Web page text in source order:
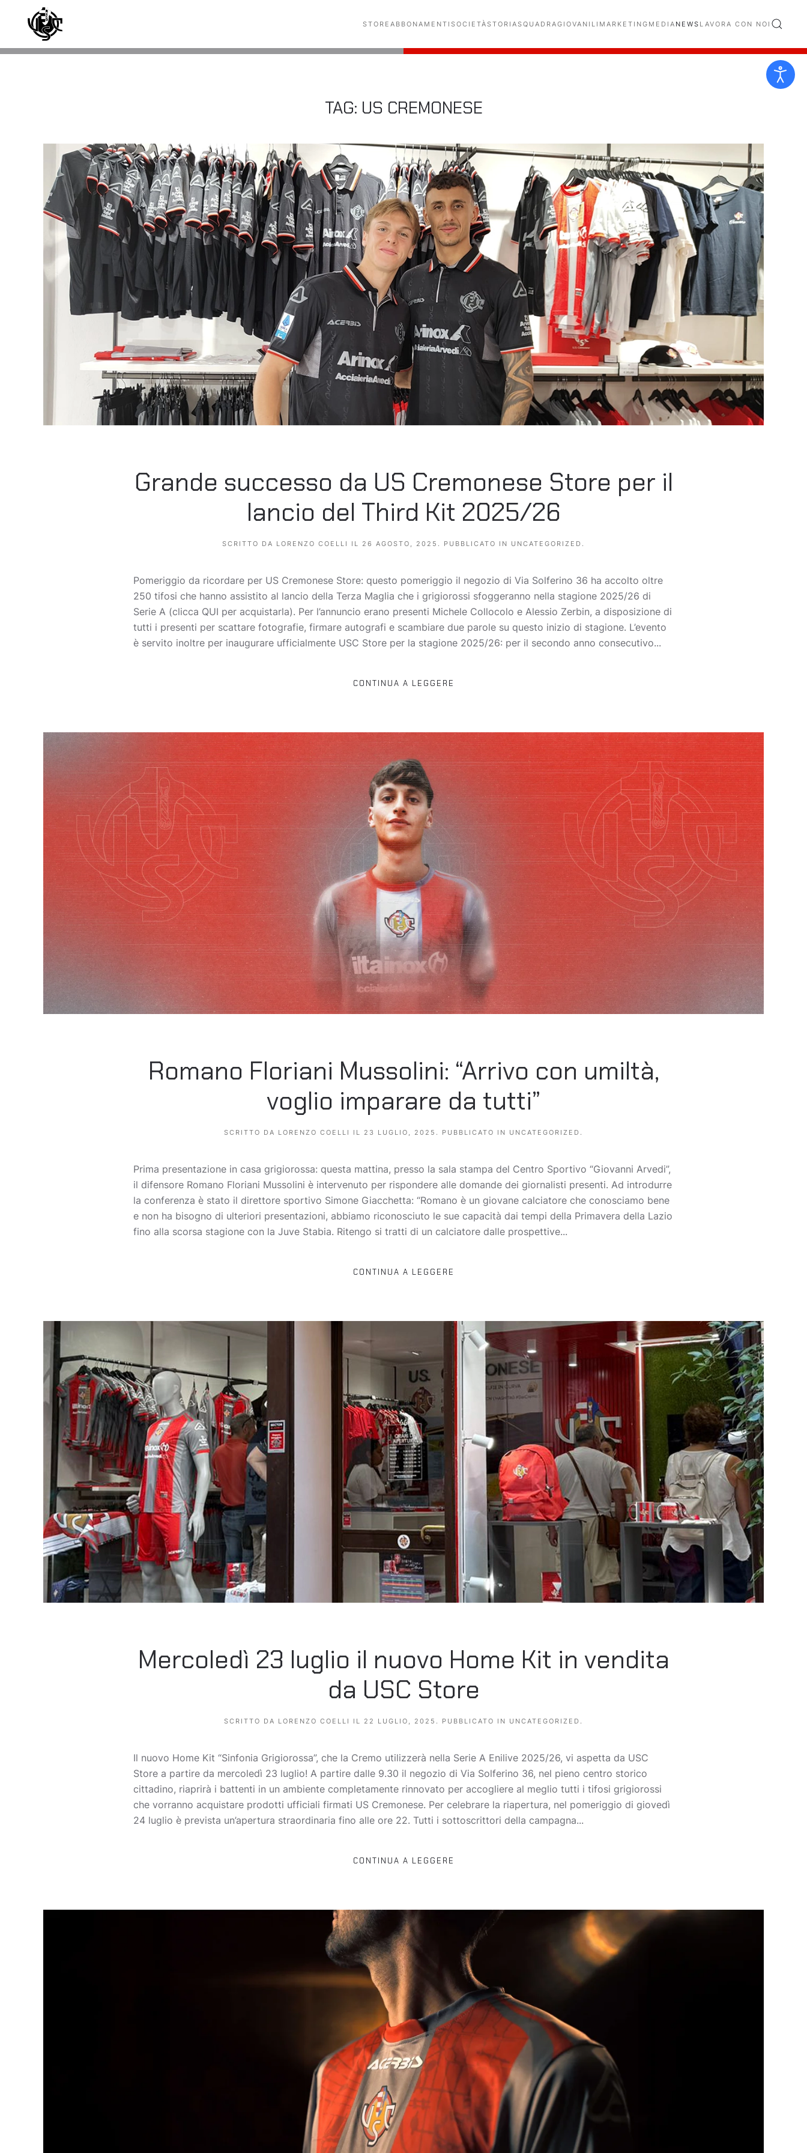
Skip to main content STORE ABBONAMENTI SOCIETÀSTORIASQUADRAGIOVANILI MARKETING MEDIA NEWS LAVORA CON NOI
TAG: US CREMONESE
Grande successo da US Cremonese Store per il
lancio del Third Kit 2025/26
SCRITTO DA LORENZO COELLI IL 26 AGOSTO, 2025 . PUBBLICATO IN UNCATEGORIZED .
Pomeriggio da ricordare per US Cremonese Store: questo pomeriggio il negozio di Via Solferino 36 ha accolto oltre
250 tifosi che hanno assistito al lancio della Terza Maglia che i grigiorossi sfoggeranno nella stagione 2025/26 di
Serie A (clicca QUI per acquistarla). Per l’annuncio erano presenti Michele Collocolo e Alessio Zerbin, a disposizione di
tutti i presenti per scattare fotografie, firmare autografi e scambiare due parole su questo inizio di stagione. L’evento
è servito inoltre per inaugurare ufficialmente USC Store per la stagione 2025/26: per il secondo anno consecutivo...
CONTINUA A LEGGERE
Romano Floriani Mussolini: “Arrivo con umiltà,
voglio imparare da tutti”
SCRITTO DA LORENZO COELLI IL 23 LUGLIO, 2025 . PUBBLICATO IN UNCATEGORIZED .
Prima presentazione in casa grigiorossa: questa mattina, presso la sala stampa del Centro Sportivo “Giovanni Arvedi”,
il difensore Romano Floriani Mussolini è intervenuto per rispondere alle domande dei giornalisti presenti. Ad introdurre
la conferenza è stato il direttore sportivo Simone Giacchetta: “Romano è un giovane calciatore che conosciamo bene
e non ha bisogno di ulteriori presentazioni, abbiamo riconosciuto le sue capacità dai tempi della Primavera della Lazio
fino alla scorsa stagione con la Juve Stabia. Ritengo si tratti di un calciatore dalle prospettive...
CONTINUA A LEGGERE
Mercoledì 23 luglio il nuovo Home Kit in vendita
da USC Store
SCRITTO DA LORENZO COELLI IL 22 LUGLIO, 2025 . PUBBLICATO IN UNCATEGORIZED .
Il nuovo Home Kit “Sinfonia Grigiorossa”, che la Cremo utilizzerà nella Serie A Enilive 2025/26, vi aspetta da USC
Store a partire da mercoledì 23 luglio! A partire dalle 9.30 il negozio di Via Solferino 36, nel pieno centro storico
cittadino, riaprirà i battenti in un ambiente completamente rinnovato per accogliere al meglio tutti i tifosi grigiorossi
che vorranno acquistare prodotti ufficiali firmati US Cremonese. Per celebrare la riapertura, nel pomeriggio di giovedì
24 luglio è prevista un’apertura straordinaria fino alle ore 22. Tutti i sottoscrittori della campagna...
CONTINUA A LEGGERE